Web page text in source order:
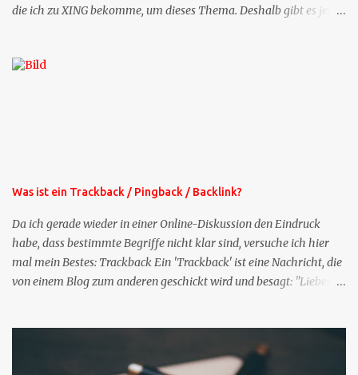
die ich zu XING bekomme, um dieses Thema. Deshalb gibt es jetzt
bekommen Sie kostenlos eine weitere Folge. Die Startsequenz ist 16
Was ist ein Trackback / Pingback / Backlink?
Da ich gerade wieder in einer Online-Diskussion den Eindruck
habe, dass bestimmte Begriffe nicht klar sind, versuche ich hier
mal mein Bestes: Trackback Ein 'Trackback' ist eine Nachricht, die
von einem Blog zum anderen geschickt wird und besagt: "Lieber
was ich zu deinem Inhalt zu sagen hatte." Diese